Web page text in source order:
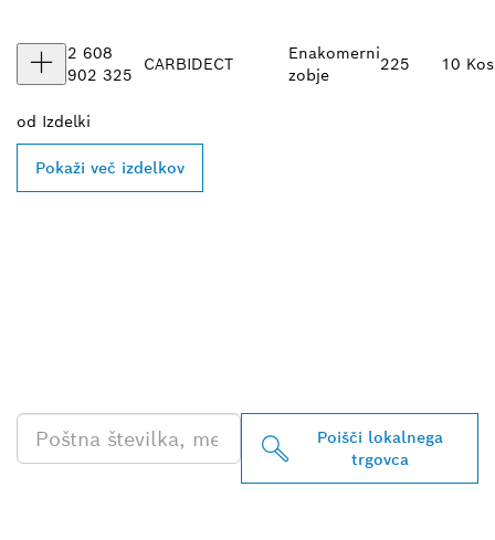
2 608
902 325
CARBIDECT
Enakomerni
zobje
225 10 Kos
od Izdelki
Pokaži več izdelkov
Poišči lokalnega
trgovca